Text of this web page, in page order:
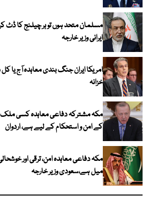
مسلمان متحد ہوں تو ہر چیلنج کا ڈٹ
ایرانی وزیر خارجہ
امریکا ایران جنگ بندی معاہدہ آج یا
خزانہ
مکہ مشترکہ دفاعی معاہدہ کسی
کے امن و استحکام کے لیے ہے، اردوان
مکہ دفاعی معاہدہ امن، ترقی اور
میل ہے،سعودی وزیر خارجہ